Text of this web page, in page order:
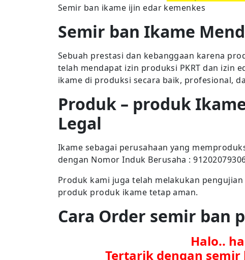
Semir ban ikame ijin edar kemenkes
Semir ban Ikame
Sebuah prestasi dan kebanggaan karena
telah mendapat izin produksi PKRT dan izin
ikame di produksi secara baik, profesional,
Produk – produk
Legal
Ikame sebagai perusahaan yang
dengan Nomor Induk Berusaha :
Produk kami juga telah melakukan
produk produk ikame tetap aman.
Cara Order semir ban
Halo..
Tertarik dengan